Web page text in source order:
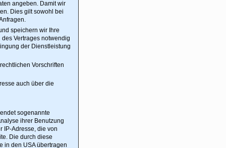
angeben. Damit wir
Dies gilt sowohl bei
speichern wir Ihre
Vertrages notwendig
der Dienstleistung
Vorschriften
auch über die
sogenannte
ihrer Benutzung
IP-Adresse, die von
Die durch diese
in den USA übertragen